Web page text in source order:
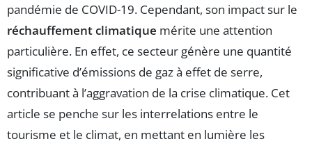
pandémie de COVID-19. Cependant, son impact sur le
réchauffement climatique mérite une attention
particulière. En effet, ce secteur génère une quantité
significative d’émissions de gaz à effet de serre,
contribuant à l’aggravation de la crise climatique. Cet
article se penche sur les interrelations entre le
tourisme et le climat, en mettant en lumière les